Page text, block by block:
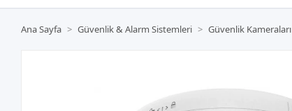
Ana Sayfa Güvenlik & Alarm Sistemleri Güvenlik Kameraları